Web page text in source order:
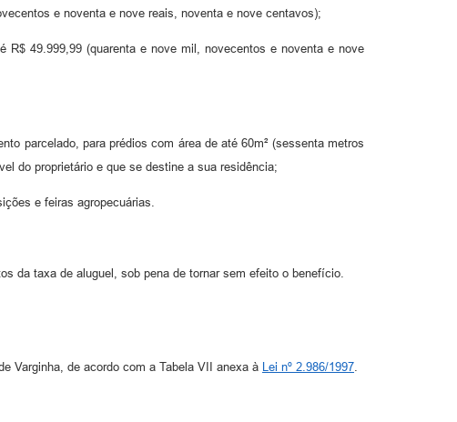
e noventa e nove reais, noventa e nove centavos);
49.999,99 (quarenta e nove mil, novecentos e noventa e nove
parcelado, para prédios com área de até 60m² (sessenta metros
do proprietário e que se destine a sua residência;
e feiras agropecuárias.
da taxa de aluguel, sob pena de tornar sem efeito o benefício.
Varginha, de acordo com a Tabela VII anexa à Lei nº 2.986/1997.